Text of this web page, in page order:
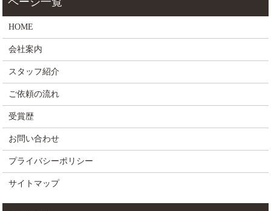
HOME
会社案内
スタッフ紹介
ご依頼の流れ
受賞歴
お問い合わせ
プライバシーポリシー
サイトマップ